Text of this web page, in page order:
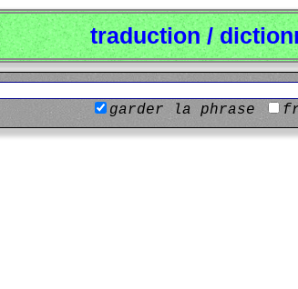
traduction /
garder la phrase